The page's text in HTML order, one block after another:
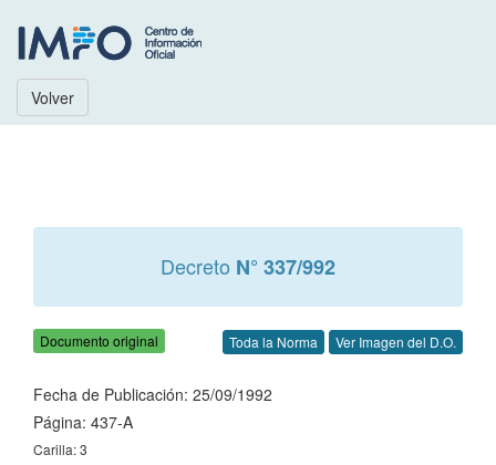
Volver
Decreto N° 337/992
Documento original Toda la Norma Ver Imagen del D.O.
Fecha de Publicación: 25/09/1992
Página: 437-A
Carilla: 3